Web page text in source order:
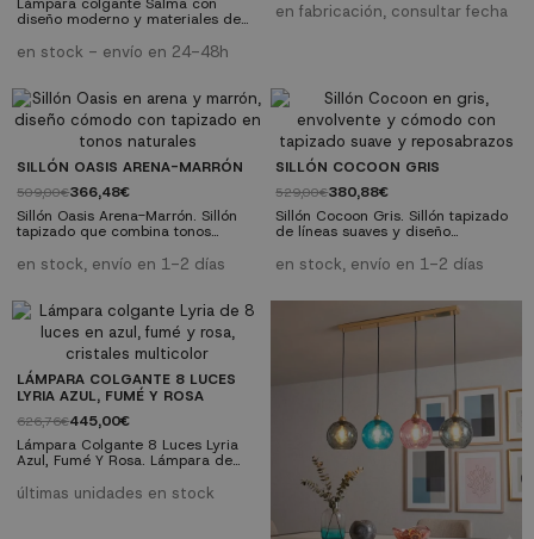
diseño moderno y materiales de
integrada. Perfecta para salones,
contemporáneo y elegante ✓
Tecnología LED: Bajo consumo y
larga duración ✓ Calidad
premium: Materiales resistentes y
duraderos ✓ Fácil instalación:
Incluye instrucciones y herrajes
en stock - envío en 24-48h
invitados. Tipo: Sofá cama
Tapizado: Textil resistente Función:
Acabados:...
en fabricación, consultar fecha
SILLÓN OASIS ARENA-MARRÓN
509,00€366,48€
Sillón Oasis Arena-Marrón. Sillón
tapizado que combina tonos
ambientes acogedores y relajados.
Una pieza perfecta para aportar
al dormitorio. Tipo: Sillón individual
Tapizado: Color arena con
respaldo marrón Estilo: Cálido y
contemporáneo Uso recomendado:
Interior Sillón tapizado color...
en stock, envío en 1-2 días
SILLÓN COCOON GRIS
529,00€380,88€
Sillón Cocoon Gris. Sillón tapizado
de líneas suaves y diseño
auténtico refugio de confort en tu
hogar. Ideal para salones,
donde se busca bienestar, estilo y
una sentada acogedora. Tipo:
en stock, envío en 1-2 días
LÁMPARA COLGANTE 8 LUCES
LYRIA AZUL, FUMÉ Y ROSA
626,76€445,00€
Lámpara Colgante 8 Luces Lyria
Azul, Fumé Y Rosa. Lámpara de
acabado dorado y cable negro.
últimas unidades en stock